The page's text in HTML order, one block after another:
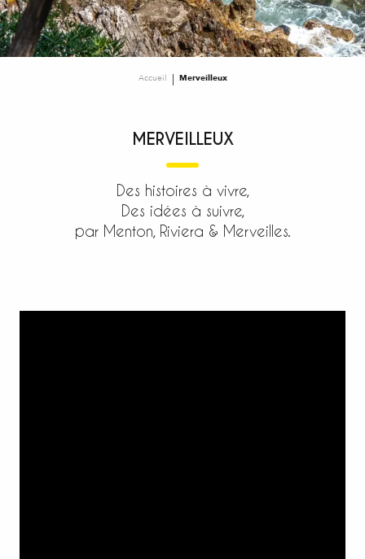
Accueil Merveilleux
MERVEILLEUX
Des histoires à vivre,
Des idées à suivre,
par Menton, Riviera & Merveilles.